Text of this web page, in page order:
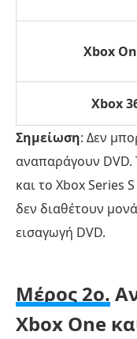
Xbox
Xbox
Σημείωση: Δεν
αναπαράγουν DVD.
και το Xbox Series
δεν διαθέτουν
εισαγωγή DVD.
Μέρος 2ο.
Xbox One